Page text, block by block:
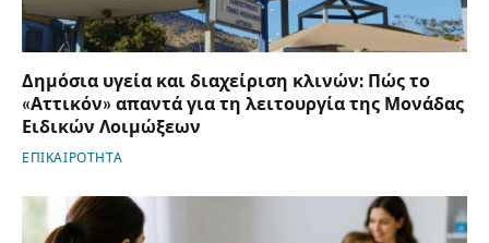
Δημόσια υγεία και διαχείριση κλινών: Πώς το
«Αττικόν» απαντά για τη λειτουργία της Μονάδας
Ειδικών Λοιμώξεων
ΕΠΙΚΑΙΡΟΤΗΤΑ